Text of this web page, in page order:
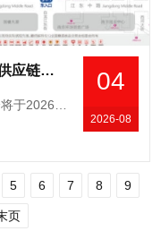
04
2026-08
包装供应链展区绿色包装智能包装供应链服务全链条覆盖，2026南京秋糖包装产业升级风向标
5 6 7 8 9
页